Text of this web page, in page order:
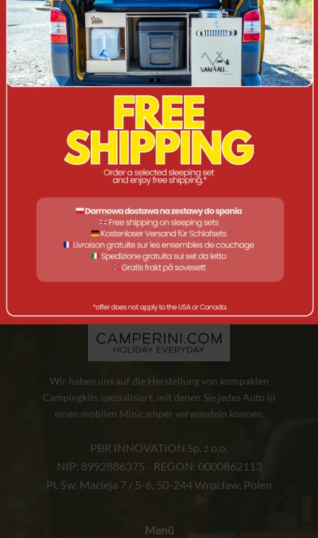
Ein Link zum Erstellen eines neuen Passworts
wird an deine E-Mail-Adresse gesendet.
Twoje dane osobowe zostaną użyte do
obsługi twojej wizyty na naszej stronie,
zarządzania dostępem do twojego konta i dla
innych celów o których mówi nasza
Datenschutzerklärung
Registrieren
Wir haben uns auf die Herstellung von kompakten
Campingkits spezialisiert, mit denen Sie jedes Auto in
einen mobilen Minicamper verwandeln können.
PBR INNOVATION Sp. z o.o.
NIP: 8992886375 - REGON: 0000862113
Pl. Św. Macieja 7 / 5-6, 50-244 Wrocław, Polen
Menü